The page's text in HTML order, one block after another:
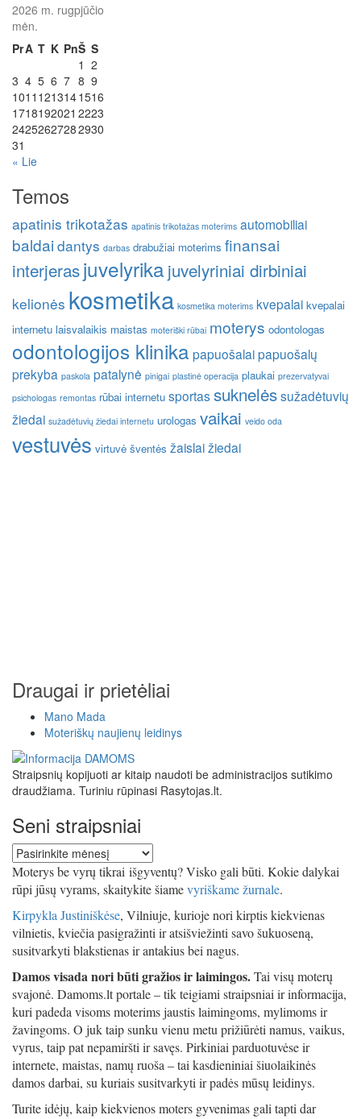
2026 m. rugpjūčio
mėn.
PrA T K PnŠ S
1 2
3 4 5 6 7 8 9
1011 1213141516
1718192021 2223
24252627282930
31
« Lie
Temos
apatinis trikotažas apatinis trikotažas moterims automobiliai
baldai dantys darbas drabužiai moterims finansai
interjerasjuvelyrika juvelyriniai dirbiniai
kelionės kosmetika kosmetika moterims kvepalai kvepalai
internetu laisvalaikis maistas moteriški rūbai moterys odontologas
odontologijos klinika papuošalaipapuošalų
prekyba paskola patalynė pinigai plastinė operacija plaukai prezervatyvai
psichologas remontas rūbai internetu sportassuknelėssužadėtuvių
žiedai sužadėtuvių žiedai internetu urologas vaikai veido oda
vestuvės virtuvė šventės žaislaižiedai
Draugai ir prietėliai
Mano Mada
Moteriškų naujienų leidinys
Straipsnių kopijuoti ar kitaip naudoti be administracijos sutikimo
draudžiama. Turiniu rūpinasi Rasytojas.lt.
Seni straipsniai
Seni
straipsniai
Moterys be vyrų tikrai išgyventų? Visko gali būti. Kokie dalykai
rūpi jūsų vyrams, skaitykite šiamevyriškame žurnale.
Kirpykla Justiniškėse, Vilniuje, kurioje nori kirptis kiekvienas
vilnietis, kviečia pasigražinti ir atsišviežinti savo šukuoseną,
susitvarkyti blakstienas ir antakius bei nagus.
Damos visada nori būti gražios ir laimingos.Tai visų moterų
svajonė. Damoms.lt portale – tik teigiami straipsniai ir informacija,
kuri padeda visoms moterims jaustis laimingoms, mylimoms ir
žavingoms. O juk taip sunku vienu metu prižiūrėti namus, vaikus,
vyrus, taip pat nepamiršti ir savęs. Pirkiniai parduotuvėse ir
internete, maistas, namų ruoša – tai kasdieniniai šiuolaikinės
damos darbai, su kuriais susitvarkyti ir padės mūsų leidinys.
Turite idėjų, kaip kiekvienos moters gyvenimas gali tapti dar